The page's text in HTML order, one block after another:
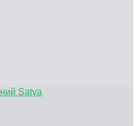
Satya